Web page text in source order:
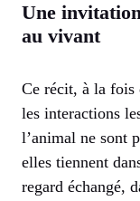
Une
au vivant
Ce récit, à la fois
les interactions
l’animal ne sont
elles tiennent
regard échangé,